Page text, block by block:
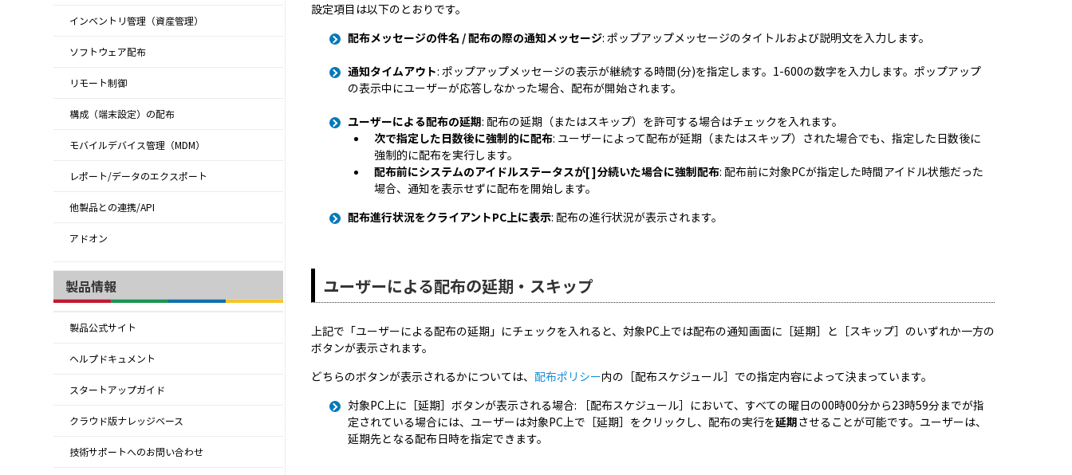
インベントリ管理（資産管理）
ソフトウェア配布
リモート制御
構成（端末設定）の配布
モバイルデバイス管理（MDM）
レポート/データのエクスポート
他製品との連携/API
アドオン
製品情報
製品公式サイト
ヘルプドキュメント
スタートアップガイド
クラウド版ナレッジベース
技術サポートへのお問い合わせ
設定項目は以下のとおりです。
配布メッセージの件名 / 配布の際の通知メッセージ: ポップアップメッセージのタイトルおよび説明文を入力します。
通知タイムアウト: ポップアップメッセージの表示が継続する時間(分)を指定します。1-600の数字を入力します。ポップアップ
の表示中にユーザーが応答しなかった場合、配布が開始されます。
ユーザーによる配布の延期: 配布の延期（またはスキップ）を許可する場合はチェックを入れます。
次で指定した日数後に強制的に配布: ユーザーによって配布が延期（またはスキップ）された場合でも、指定した日数後に
強制的に配布を実行します。
配布前にシステムのアイドルステータスが[ ]分続いた場合に強制配布: 配布前に対象PCが指定した時間アイドル状態だった
場合、通知を表示せずに配布を開始します。
配布進行状況をクライアントPC上に表示: 配布の進行状況が表示されます。
ユーザーによる配布の延期・スキップ
上記で「ユーザーによる配布の延期」にチェックを入れると、対象PC上では配布の通知画面に［延期］と［スキップ］のいずれか一方の
ボタンが表示されます。
どちらのボタンが表示されるかについては、配布ポリシー内の［配布スケジュール］での指定内容によって決まっています。
対象PC上に［延期］ボタンが表示される場合: ［配布スケジュール］において、すべての曜日の00時00分から23時59分までが指
定されている場合には、ユーザーは対象PC上で［延期］をクリックし、配布の実行を延期させることが可能です。ユーザーは、
延期先となる配布日時を指定できます。